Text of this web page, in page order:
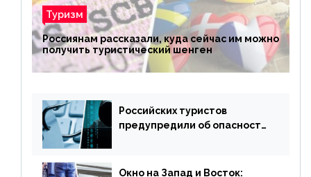
Туризм
Россиянам рассказали, куда сейчас им можно
получить туристический шенген
Российских туристов
предупредили об опасности
Окно на Запад и Восток: